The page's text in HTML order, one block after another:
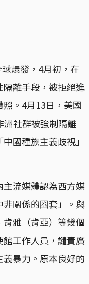
爆發，4月初，在
離手段，被拒絕進
。4月13日，美國
洲社群被強制隔離
國種族主義歧視」
流媒體認為西方媒
關係的圈套」。與
雅（肯亞）等幾個
工作人員，譴責廣
暴力。原本良好的